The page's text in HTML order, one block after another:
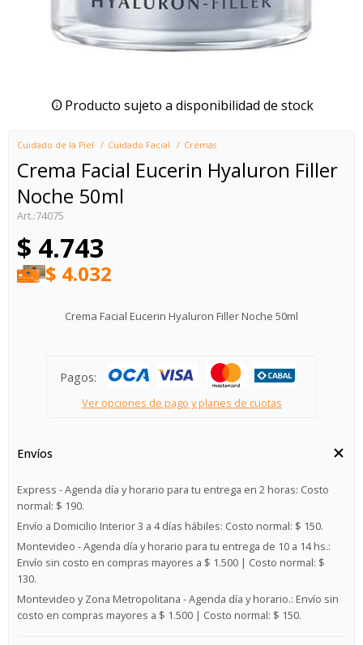
Producto sujeto a disponibilidad de stock
Cuidado de la Piel Cuidado Facial Cremas
Crema Facial Eucerin Hyaluron Filler
Noche 50ml
74075
$ 4.743
$ 4.032
Crema Facial Eucerin Hyaluron Filler Noche 50ml
Pagos:
Ver opciones de pago y planes de cuotas
Envíos
Express - Agenda día y horario para tu entrega en 2 horas: Costo
normal: $ 190.
Envío a Domicilio Interior 3 a 4 días hábiles: Costo normal: $ 150.
Montevideo - Agenda día y horario para tu entrega de 10 a 14 hs.:
Envío sin costo en compras mayores a $ 1.500 | Costo normal: $
130.
Montevideo y Zona Metropolitana - Agenda día y horario.: Envío sin
costo en compras mayores a $ 1.500 | Costo normal: $ 150.